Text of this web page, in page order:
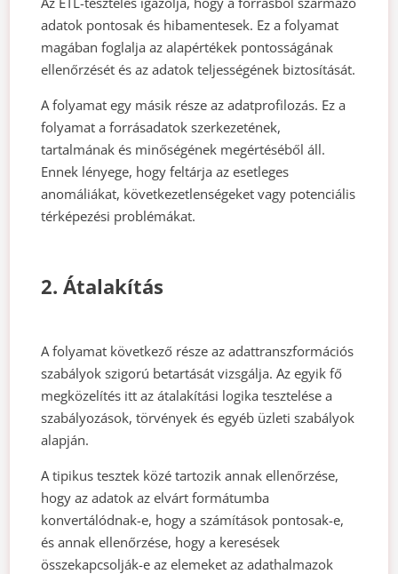
adatok pontosak és hibamentesek. Ez a folyamat
magában foglalja az alapértékek pontosságának
ellenőrzését és az adatok teljességének biztosítását.
A folyamat egy másik része az adatprofilozás. Ez a
folyamat a forrásadatok szerkezetének,
tartalmának és minőségének megértéséből áll.
Ennek lényege, hogy feltárja az esetleges
anomáliákat, következetlenségeket vagy potenciális
térképezési problémákat.
2. Átalakítás
A folyamat következő része az adattranszformációs
szabályok szigorú betartását vizsgálja. Az egyik fő
megközelítés itt az átalakítási logika tesztelése a
szabályozások, törvények és egyéb üzleti szabályok
alapján.
A tipikus tesztek közé tartozik annak ellenőrzése,
hogy az adatok az elvárt formátumba
konvertálódnak-e, hogy a számítások pontosak-e,
és annak ellenőrzése, hogy a keresések
összekapcsolják-e az elemeket az adathalmazok